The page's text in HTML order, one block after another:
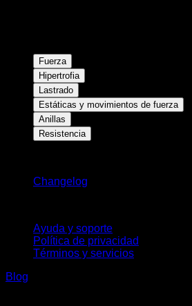
Fuerza
Hipertrofia
Lastrado
Estáticas y movimientos de fuerza
Anillas
Resistencia
Changelog
Ayuda y soporte
Política de privacidad
Términos y servicios
Blog